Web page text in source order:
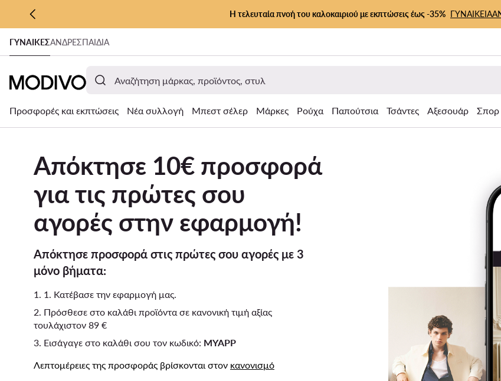
ΜΕΤΆΒΑΣΗ ΣΤΟ ΚΎΡΙΟ ΠΕΡΙΕΧΌΜΕΝΟ
ΜΕΤΆΒΑΣΗ ΣΤΗΝ ΑΝΑΖΉΤΗΣΗ
Η τελευταία πνοή του καλοκαιριού με εκπτώσεις έως -35% ΓΥΝΑΙΚΕΙΑ
ΓΥΝΑΊΚΕΣΑΝΔΡΕΣΠΑΙΔΙΑ
Προσφορές και εκπτώσεις Νέα συλλογή Μπεστ σέλερ Μάρκες Ρούχα Παπούτσια Τσάντες Αξεσουάρ Σπορ
Απόκτησε 10€ προσφορά
για τις πρώτες σου
αγορές στην εφαρμογή!
Απόκτησε προσφορά στις πρώτες σου αγορές με 3
μόνο βήματα:
1. 1. Κατέβασε την εφαρμογή μας.
2. Πρόσθεσε στο καλάθι προϊόντα σε κανονική τιμή αξίας
τουλάχιστον 89 €
3. Εισάγαγε στο καλάθι σου τον κωδικό: MYAPP
Λεπτομέρειες της προσφοράς βρίσκονται στον κανονισμό